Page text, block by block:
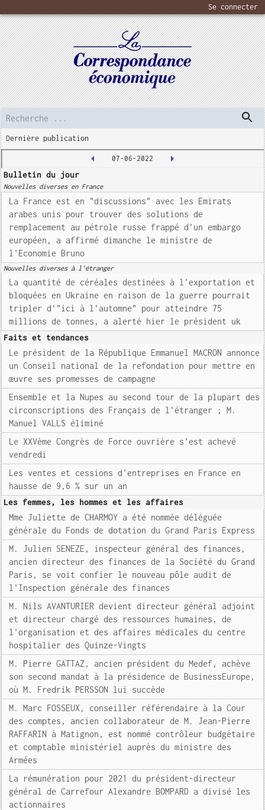
Se connecter
Dernière publication
07-06-2022
Bulletin du jour
Nouvelles diverses en France
La France est en "discussions" avec les Emirats
arabes unis pour trouver des solutions de
remplacement au pétrole russe frappé d'un embargo
européen, a affirmé dimanche le ministre de
l'Economie Bruno
Nouvelles diverses à l'étranger
La quantité de céréales destinées à l'exportation et
bloquées en Ukraine en raison de la guerre pourrait
tripler d'"ici à l'automne" pour atteindre 75
millions de tonnes, a alerté hier le président uk
Faits et tendances
Le président de la République Emmanuel MACRON annonce
un Conseil national de la refondation pour mettre en
œuvre ses promesses de campagne
Ensemble et la Nupes au second tour de la plupart des
circonscriptions des Français de l'étranger ; M.
Manuel VALLS éliminé
Le XXVème Congrès de Force ouvrière s'est achevé
vendredi
Les ventes et cessions d'entreprises en France en
hausse de 9,6 % sur un an
Les femmes, les hommes et les affaires
Mme Juliette de CHARMOY a été nommée déléguée
générale du Fonds de dotation du Grand Paris Express
M. Julien SENEZE, inspecteur général des finances,
ancien directeur des finances de la Société du Grand
Paris, se voit confier le nouveau pôle audit de
l'Inspection générale des finances
M. Nils AVANTURIER devient directeur général adjoint
et directeur chargé des ressources humaines, de
l'organisation et des affaires médicales du centre
hospitalier des Quinze-Vingts
M. Pierre GATTAZ, ancien président du Medef, achève
son second mandat à la présidence de BusinessEurope,
où M. Fredrik PERSSON lui succède
M. Marc FOSSEUX, conseiller référendaire à la Cour
des comptes, ancien collaborateur de M. Jean-Pierre
RAFFARIN à Matignon, est nommé contrôleur budgétaire
et comptable ministériel auprès du ministre des
Armées
La rémunération pour 2021 du président-directeur
général de Carrefour Alexandre BOMPARD a divisé les
actionnaires